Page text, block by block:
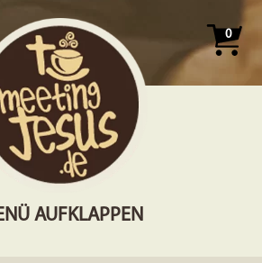
0
AUFKLAPPEN